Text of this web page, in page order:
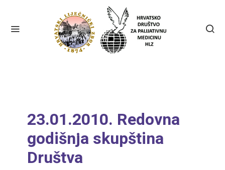
23.01.2010. Redovna
godišnja skupština
Društva